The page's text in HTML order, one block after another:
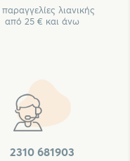
λιανικής
από 25 € και άνω
2310 681903